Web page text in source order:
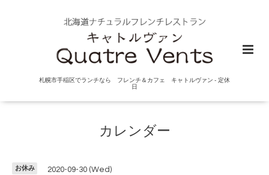
札幌市手稲区でランチなら フレンチ＆カフェ キャトルヴァン - 定休
日
カレンダー
お休み 2020-09-30 (Wed)